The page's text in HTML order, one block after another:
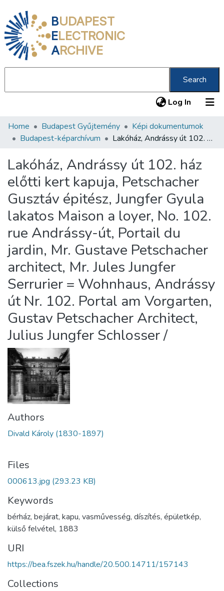
BUDAPEST
ELECTRONIC
ARCHIVE
Search
Log In (current)
Communities & Collections
Statistics
About us
Home Budapest Gyűjtemény
Képi dokumentumok
Budapest-képarchívum
Lakóház, Andrássy út 102. ház előtti kert kapuja, Petschacher Gusztáv épitész, Jungfer Gyula lakatos Maison a loyer, No. 102. rue Andrássy-út, Portail du jardin, Mr. Gustave Petschacher architect, Mr. Jules Jungfer Serrurier = Wohnhaus, Andrássy út Nr. 102. Portal am Vorgarten, Gustav Petschacher Architect, Julius Jungfer Schlosser /
Lakóház, Andrássy út 102. ház
előtti kert kapuja, Petschacher
Gusztáv épitész, Jungfer Gyula
lakatos Maison a loyer, No. 102.
rue Andrássy-út, Portail du
jardin, Mr. Gustave Petschacher
architect, Mr. Jules Jungfer
Serrurier = Wohnhaus, Andrássy
út Nr. 102. Portal am Vorgarten,
Gustav Petschacher Architect,
Julius Jungfer Schlosser /
Authors
Divald Károly (1830-1897)
Files
000613.jpg (293.23 KB)
Keywords
bérház, bejárat, kapu, vasművesség, díszítés, épületkép,
külső felvétel, 1883
URI
https://bea.fszek.hu/handle/20.500.14711/157143
Collections